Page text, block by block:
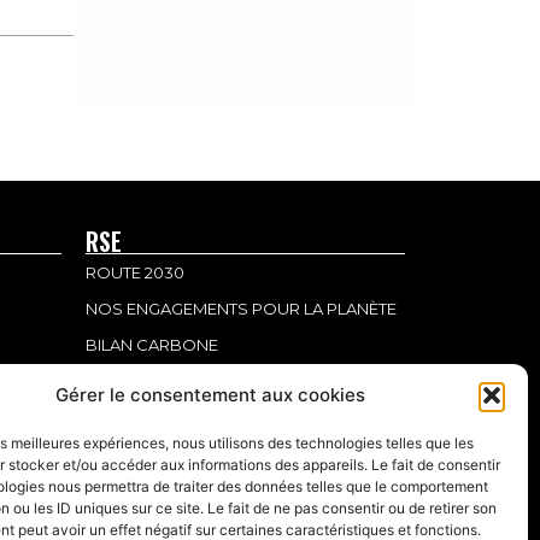
Gérer le consentement aux cookies
meilleures expériences, nous utilisons des technologies telles que les
stocker et/ou accéder aux informations des appareils. Le fait de consentir
nous permettra de traiter des données telles que le comportement
ou les ID uniques sur ce site. Le fait de ne pas consentir ou de retirer son
peut avoir un effet négatif sur certaines caractéristiques et fonctions.
RSE
ROUTE 2030
NOS ENGAGEMENTS POUR LA PLANÈTE
BILAN CARBONE
LÉGAL
MENTIONS LÉGALES